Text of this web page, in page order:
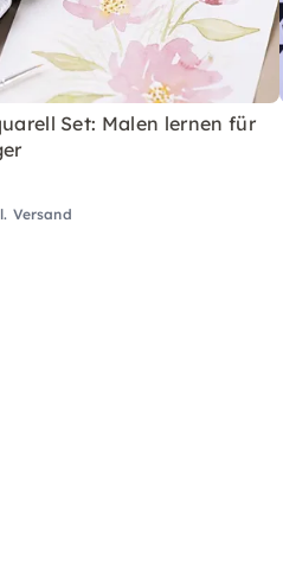
Set: Malen lernen für
Versand